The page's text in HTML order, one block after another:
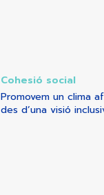
Cohesió social
Promovem un clima
des d’una visió